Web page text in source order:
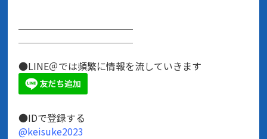
●LINE＠では頻繁に情報を流していきます
●IDで登録する
@keisuke2023